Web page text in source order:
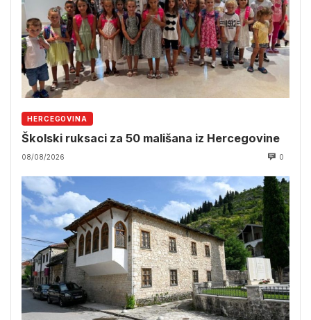
HERCEGOVINA
Školski ruksaci za 50 mališana iz Hercegovine
08/08/2026 0